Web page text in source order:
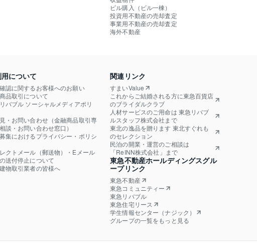
ビル購入（ビル一棟）
投資用不動産の売却査定
事業用不動産の売却査定
海外不動産
について
認に関するお客様へのお願い
品取引について
バブル ソーシャルメディアポリ
・お問い合わせ（金融商品取引専
談・お問い合わせ窓口）
集におけるプライバシー・ポリシ
クトメール（郵送物）・Eメール
送付停止について
物取引業者の皆様へ
関連リンク
すまいValue
これからご結婚される方に東急百貨店
のブライダルクラブ
人材サービスのご用命は 東急リバブ
ルスタッフ株式会社まで
東北の逸品を贈ります 東北すぐれも
のセレクション
民泊の開業・運営のご相談は
「ReINN株式会社」まで
東急不動産ホールディングスグル
ープリンク
東急不動産
東急コミュニティー
東急リバブル
東急住宅リース
学生情報センター（ナジック）
グループの一覧をもっと見る